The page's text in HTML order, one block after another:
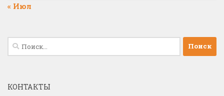
« Июл
Найти:
КОНТАКТЫ